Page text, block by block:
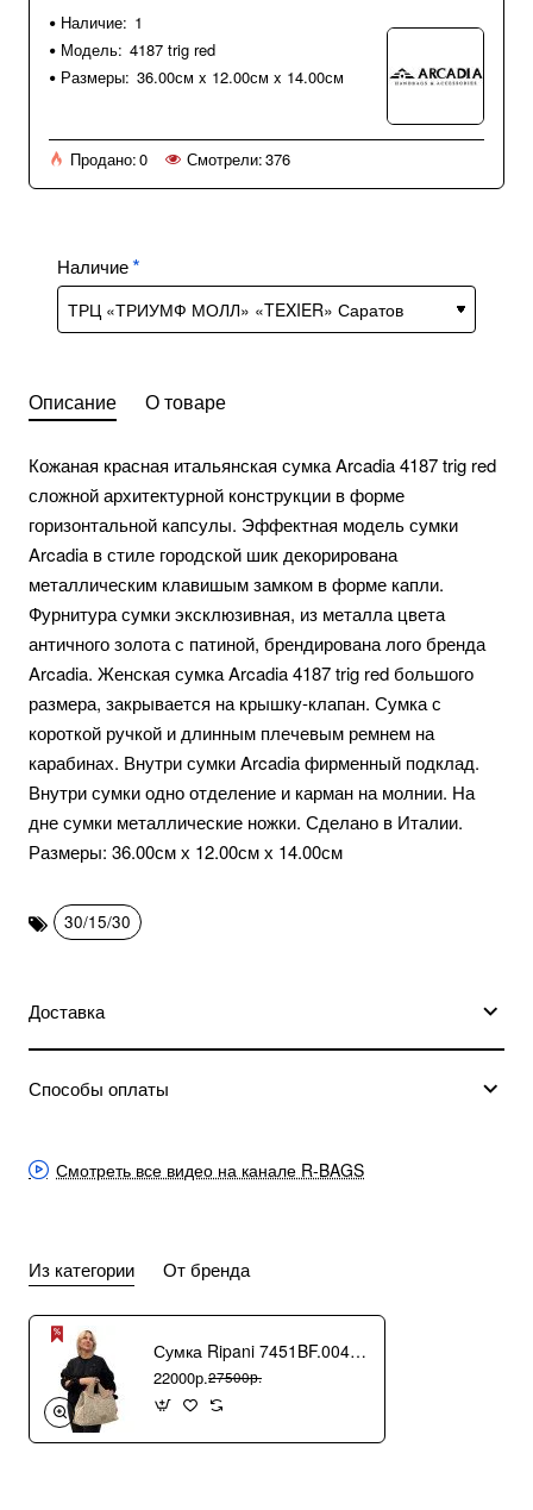
Наличие: 1
Модель: 4187 trig red
Размеры: 36.00см x 12.00см x 14.00см
Продано:0 Смотрели:376
Наличие
Описание О товаре
Кожаная красная итальянская сумка Arcadia 4187 trig red
сложной архитектурной конструкции в форме
горизонтальной капсулы. Эффектная модель сумки
Arcadia в стиле городской шик декорирована
металлическим клавишым замком в форме капли.
Фурнитура сумки эксклюзивная, из металла цвета
античного золота с патиной, брендирована лого бренда
Arcadia. Женская сумка Arcadia 4187 trig red большого
размера, закрывается на крышку-клапан. Сумка с
короткой ручкой и длинным плечевым ремнем на
карабинах. Внутри сумки Arcadia фирменный подклад.
Внутри сумки одно отделение и карман на молнии. На
дне сумки металлические ножки. Сделано в Италии.
Размеры: 36.00см х 12.00см х 14.00см
30/15/30
Доставка
Способы оплаты
Смотреть все видео на канале R-BAGS
Из категории От бренда
Сумка Ripani 7451BF.00406 Ecru/Sabbia
22000р.27500р.